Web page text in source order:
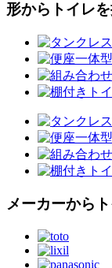
形からトイレ
メーカーから